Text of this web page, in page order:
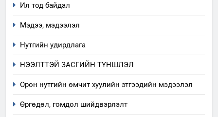
Ил тод байдал
Мэдээ, мэдээлэл
Нутгийн удирдлага
НЭЭЛТТЭЙ ЗАСГИЙН ТҮНШЛЭЛ
Орон нутгийн өмчит хуулийн этгээдийн мэдээлэл
Өргөдөл, гомдол шийдвэрлэлт
“Шинэтгэлээр түүчээлсэн
салбар зөвлөл” аяны хүрээнд
хэмжээний төлөвлөгөө